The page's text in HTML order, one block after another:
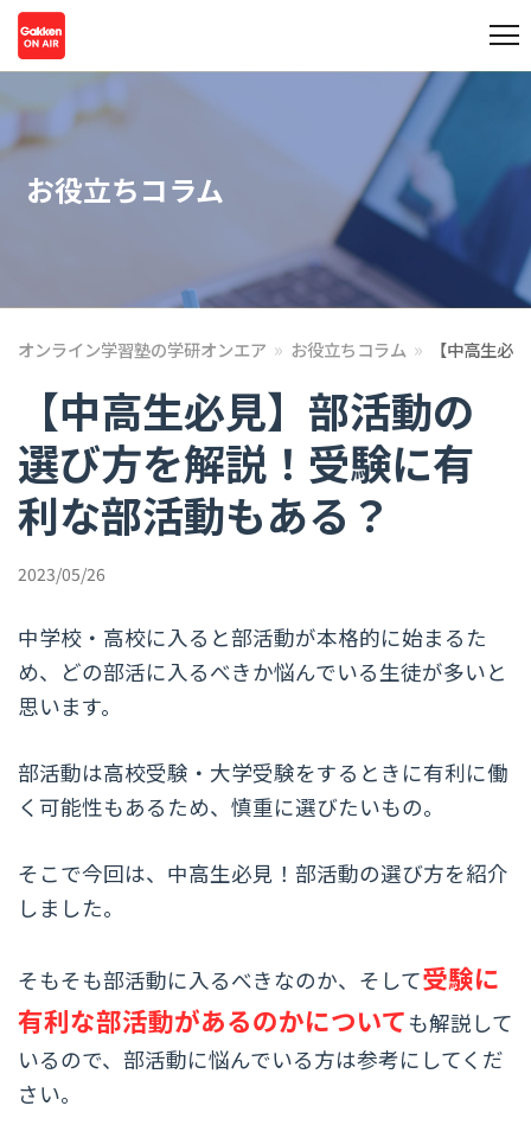
お役立ちコラム
オンライン学習塾の学研オンエア » お役立ちコラム » 【中高生必
【中高生必見】部活動の
選び方を解説！受験に有
利な部活動もある？
2023/05/26
中学校・高校に入ると部活動が本格的に始まるた
め、どの部活に入るべきか悩んでいる生徒が多いと
思います。
部活動は高校受験・大学受験をするときに有利に働
く可能性もあるため、慎重に選びたいもの。
そこで今回は、中高生必見！部活動の選び方を紹介
しました。
そもそも部活動に入るべきなのか、そして受験に
有利な部活動があるのかについて も解説して
いるので、部活動に悩んでいる方は参考にしてくだ
さい。